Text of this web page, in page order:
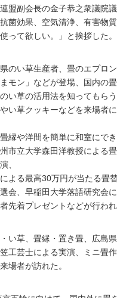
盟副会長の金子恭之衆議院
菌効果、空気清浄、有害物
って欲しい。」と挨拶した。
のい草生産者、畳のエプロ
モン」などが登場、国内の
い草の活用法を知ってもら
い草クッキーなどを来場者
縁や洋間を簡単に和室にで
市立大学森田洋教授による
、
よる最高30万円が当たる畳
会、早稲田大学落語研究会
先着プレゼントなどが行われ
い草、畳縁・置き畳、広島
工芸士による実演、ミニ畳
場者が訪れた。